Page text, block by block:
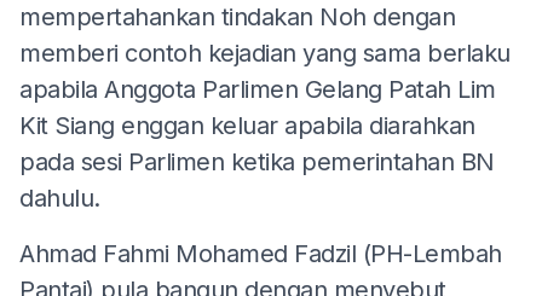
mempertahankan tindakan Noh dengan
memberi contoh kejadian yang sama berlaku
apabila Anggota Parlimen Gelang Patah Lim
Kit Siang enggan keluar apabila diarahkan
pada sesi Parlimen ketika pemerintahan BN
dahulu.
Ahmad Fahmi Mohamed Fadzil (PH-Lembah
Pantai) pula bangun dengan menyebut